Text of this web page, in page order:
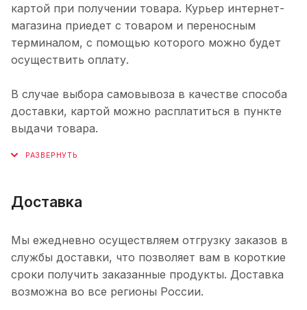
картой при получении товара. Курьер интернет-
магазина приедет с товаром и переносным
терминалом, с помощью которого можно будет
осуществить оплату.
В случае выбора самовывоза в качестве способа
доставки, картой можно расплатиться в пункте
выдачи товара.
Доставка
Мы ежедневно осуществляем отгрузку заказов в
службы доставки, что позволяет вам в короткие
сроки получить заказанные продукты. Доставка
возможна во все регионы России.